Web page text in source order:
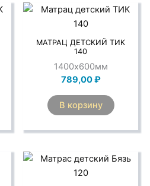
МАТРАЦ ДЕТСКИЙ ТИК
140
1400х600мм
789,00₽
В корзину